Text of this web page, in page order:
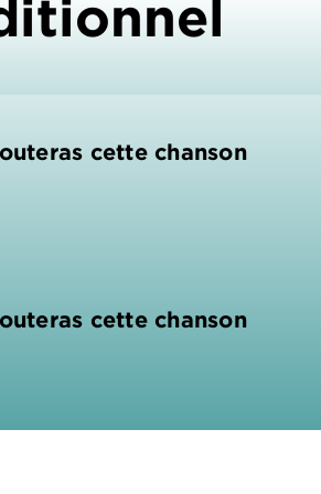
cette chanson
cette chanson